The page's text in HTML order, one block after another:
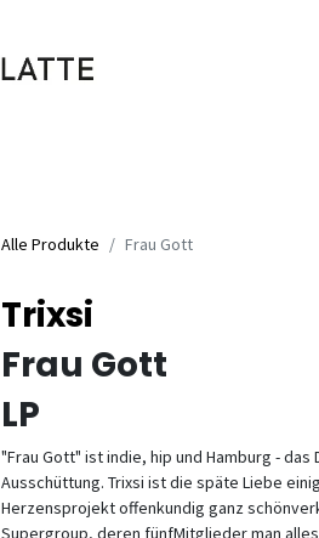
Alle Produkte Frau Gott
Trixsi
Frau Gott
LP
"Frau Gott" ist indie, hip und Hamburg -
Ausschüttung. Trixsi ist die späte Liebe
Herzensprojekt offenkundig ganz
Supergroup, deren fünfMitglieder man